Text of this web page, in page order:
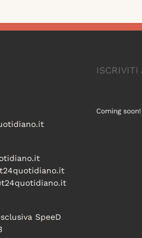
SpeeD
ISCRIVITI
Coming